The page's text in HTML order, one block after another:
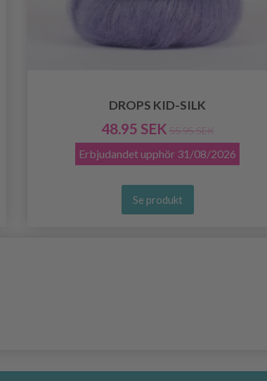
DROPS KID-SILK
48.95 SEK 55.95 SEK
Erbjudandet upphör 31/08/2026
Se produkt